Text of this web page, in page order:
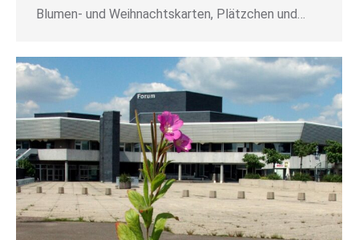
Blumen- und Weihnachtskarten, Plätzchen und…